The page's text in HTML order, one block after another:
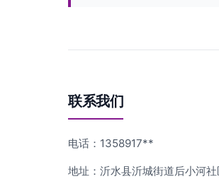
联系我们
电话：1358917**
地址：沂水县沂城街道后小河社